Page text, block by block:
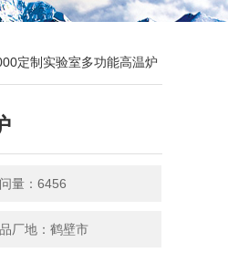
定制实验室多功能高温炉
量：6456
厂地：鹤壁市